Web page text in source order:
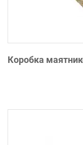
Коробка